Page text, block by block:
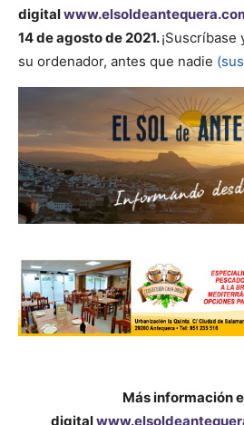
digital
14 de agosto de 2021.¡Suscríbase
su ordenador, antes que nadie
Más información
digital